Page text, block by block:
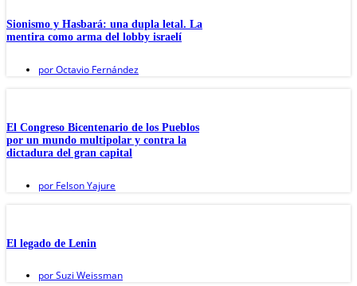
Sionismo y Hasbará: una dupla letal. La
mentira como arma del lobby israelí
porOctavio Fernández
El Congreso Bicentenario de los Pueblos
por un mundo multipolar y contra la
dictadura del gran capital
por Felson Yajure
El legado de Lenin
porSuzi Weissman